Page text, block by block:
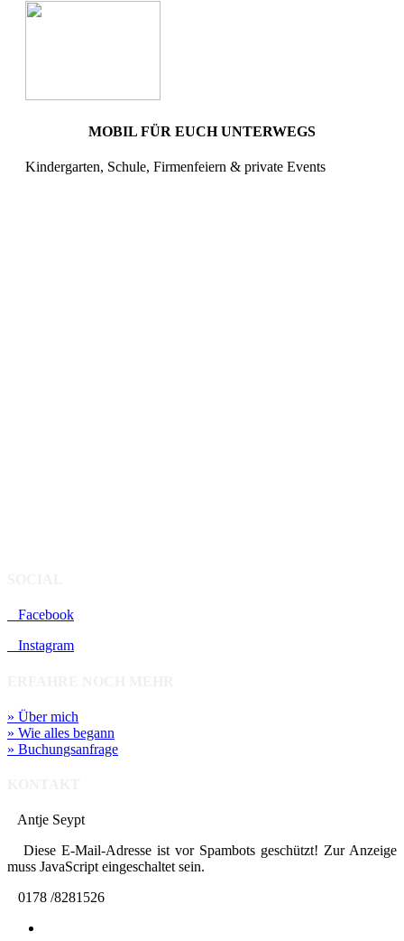
MOBIL FÜR EUCH UNTERWEGS
Kindergarten, Schule, Firmenfeiern & private Events
Facebook
Instagram
» Über mich
» Wie alles begann
» Buchungsanfrage
Antje Seypt
Diese E-Mail-Adresse ist vor Spambots geschützt! Zur Anzeige
muss JavaScript eingeschaltet sein.
0178 /8281526